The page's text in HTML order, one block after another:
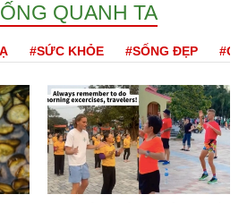
QUANH TA
#SỨC KHỎE #SỐNG ĐẸP